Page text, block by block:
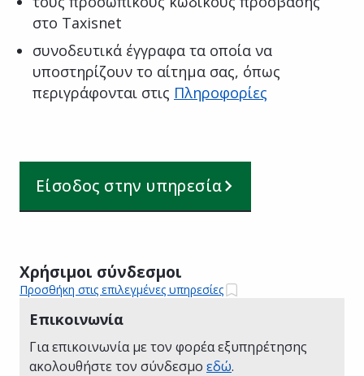
στο Taxisnet
συνοδευτικά έγγραφα τα οποία να
υποστηρίζουν το αίτημα σας, όπως
περιγράφονται στις Πληροφορίες
Είσοδος στην υπηρεσία
Χρήσιμοι σύνδεσμοι
Προσθήκη στις επιλεγμένες υπηρεσίες
Επικοινωνία
Για επικοινωνία με τον φορέα εξυπηρέτησης
ακολουθήστε τον σύνδεσμο εδώ.